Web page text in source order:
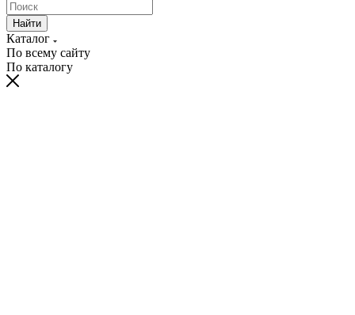
Найти
Каталог
По всему сайту
По каталогу